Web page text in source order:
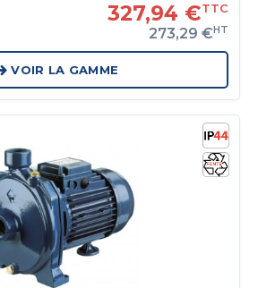
327,94 €TTC
273,29 €HT
VOIR LA GAMME